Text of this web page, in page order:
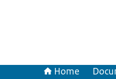
Home